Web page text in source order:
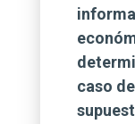
caso